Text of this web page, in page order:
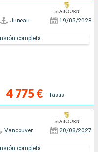
Juneau 19/05/2028
4 775 € +Tasas
completa
Vancouver 20/08/2027
completa